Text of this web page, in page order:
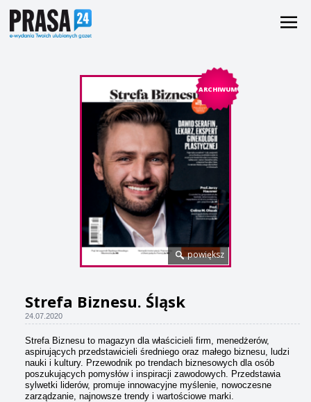
ARCHIWUM
powiększ
Strefa Biznesu. Śląsk
24.07.2020
Strefa Biznesu to magazyn dla właścicieli firm, menedżerów,
aspirujących przedstawicieli średniego oraz małego biznesu, ludzi
nauki i kultury. Przewodnik po trendach biznesowych dla osób
poszukujących pomysłów i inspiracji zawodowych. Przedstawia
sylwetki liderów, promuje innowacyjne myślenie, nowoczesne
zarządzanie, najnowsze trendy i wartościowe marki.